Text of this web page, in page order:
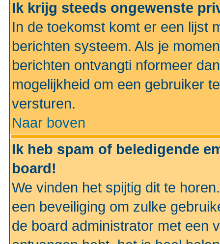
Ik krijg steeds ongewenste
In de toekomst komt er een lijst
berichten systeem. Als je
berichten ontvangti nformeer
mogelijkheid om een gebruiker
versturen.
Naar boven
Ik heb spam of beledigende
board!
We vinden het spijtig dit te
een beveiliging om zulke
de board administrator met een